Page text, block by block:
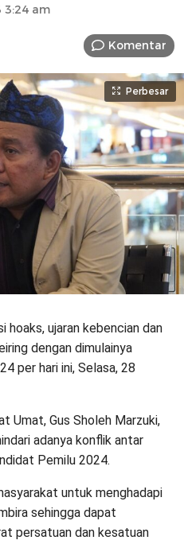
3:24 am
Komentar
Perbesar
hoaks, ujaran kebencian dan
dengan dimulainya
per hari ini, Selasa, 28
Umat, Gus Sholeh Marzuki,
adanya konflik antar
Pemilu 2024.
untuk menghadapi
sehingga dapat
persatuan dan kesatuan